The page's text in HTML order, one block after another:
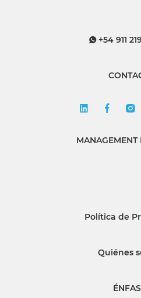
+54 911
MANAGEMENT
Política de
Quiénes